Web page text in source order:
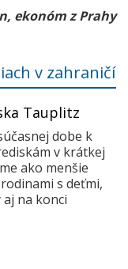
ekonóm z Prahy
v zahraničí
Tauplitz
dobe k
v krátkej
ako menšie
s deťmi,
na konci